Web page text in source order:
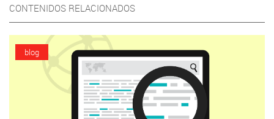
CONTENIDOS RELACIONADOS
blog